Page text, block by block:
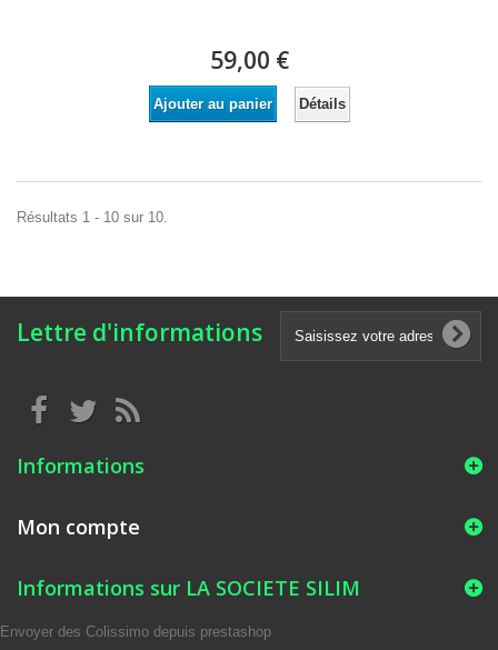
59,00 €
Ajouter au panier Détails
Résultats 1 - 10 sur 10.
Lettre d'informations
Informations
Mon compte
Informations sur LA SOCIETE SILIM
Envoyer des Colissimo depuis prestashop